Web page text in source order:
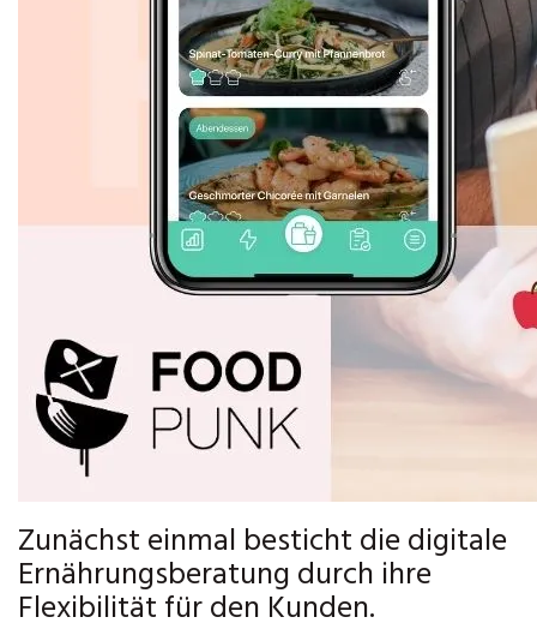
Zunächst einmal besticht die digitale
Ernährungsberatung durch ihre
Flexibilität für den Kunden.